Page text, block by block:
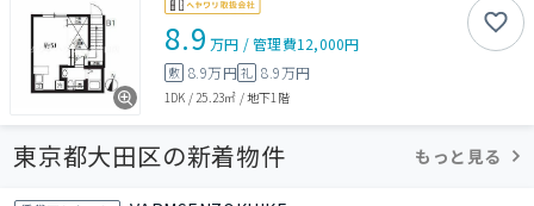
8.9 万円 /管理費12,000円
敷 8.9万円礼 8.9万円
1DK /25.23㎡ /地下1階
東京都大田区の新着物件 もっと見る